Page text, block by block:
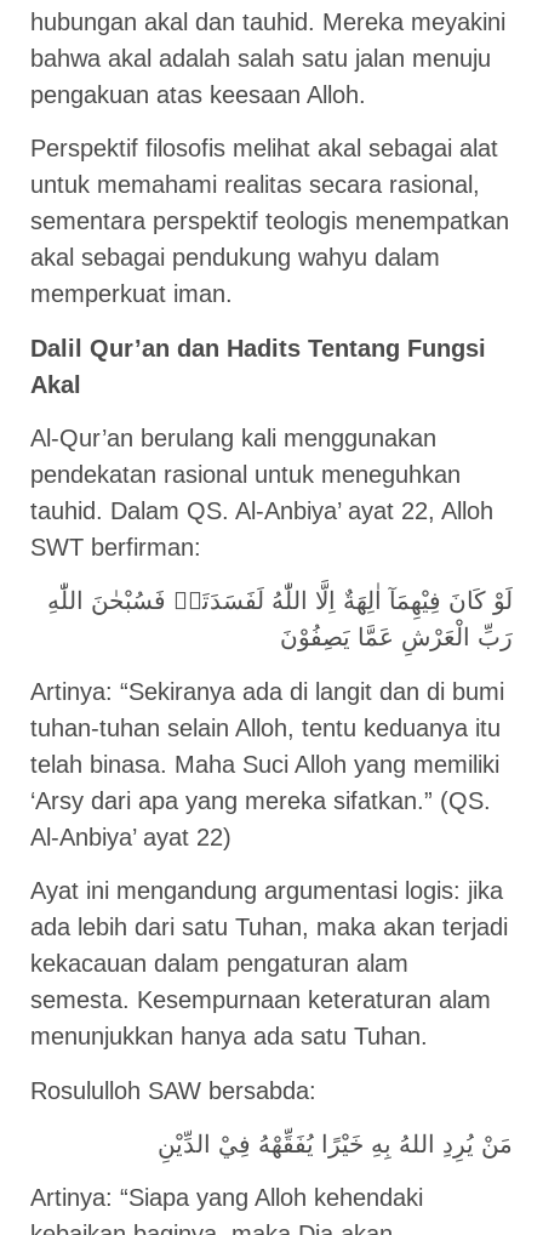
hubungan akal dan tauhid. Mereka meyakini
bahwa akal adalah salah satu jalan menuju
pengakuan atas keesaan Alloh.
Perspektif filosofis melihat akal sebagai alat
untuk memahami realitas secara rasional,
sementara perspektif teologis menempatkan
akal sebagai pendukung wahyu dalam
memperkuat iman.
Dalil Qur’an dan Hadits Tentang Fungsi
Akal
Al-Qur’an berulang kali menggunakan
pendekatan rasional untuk meneguhkan
tauhid. Dalam QS. Al-Anbiya’ ayat 22, Alloh
SWT berfirman:
لَوْ كَانَ فِيْهِمَآ اٰلِهَةٌ اِلَّا اللّٰهُ لَفَسَدَتَاۚ فَسُبْحٰنَ اللّٰهِ
رَبِّ الْعَرْشِ عَمَّا يَصِفُوْنَ
Artinya: “Sekiranya ada di langit dan di bumi
tuhan-tuhan selain Alloh, tentu keduanya itu
telah binasa. Maha Suci Alloh yang memiliki
‘Arsy dari apa yang mereka sifatkan.” (QS.
Al-Anbiya’ ayat 22)
Ayat ini mengandung argumentasi logis: jika
ada lebih dari satu Tuhan, maka akan terjadi
kekacauan dalam pengaturan alam
semesta. Kesempurnaan keteraturan alam
menunjukkan hanya ada satu Tuhan.
Rosululloh SAW bersabda:
مَنْ يُرِدِ اللهُ بِهِ خَيْرًا يُفَقِّهْهُ فِيْ الدِّيْنِ
Artinya: “Siapa yang Alloh kehendaki